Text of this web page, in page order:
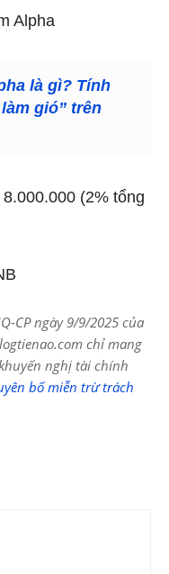
Alpha
là gì? Tính
gió” trên
(2% tổng
CP ngày 9/9/2025 của
chỉ mang
nghị tài chính
bố miễn trừ trách